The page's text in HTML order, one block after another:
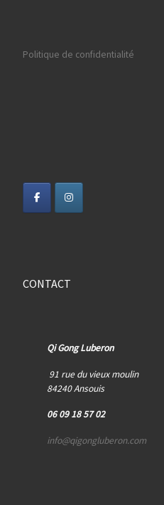
Politique de confidentialité
CONTACT
Qi Gong Luberon
91 rue du vieux moulin
84240 Ansouis
06 09 18 57 02
info@qigongluberon.com